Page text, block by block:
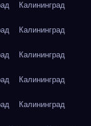
Калининград
Калининград
Калининград
Калининград
Калининград